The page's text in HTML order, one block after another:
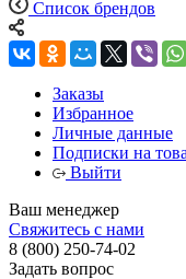
Список брендов
Заказы
Избранное
Личные данные
Подписки на
Выйти
Ваш менеджер
Свяжитесь с нами
8 (800) 250-74-02
Задать вопрос